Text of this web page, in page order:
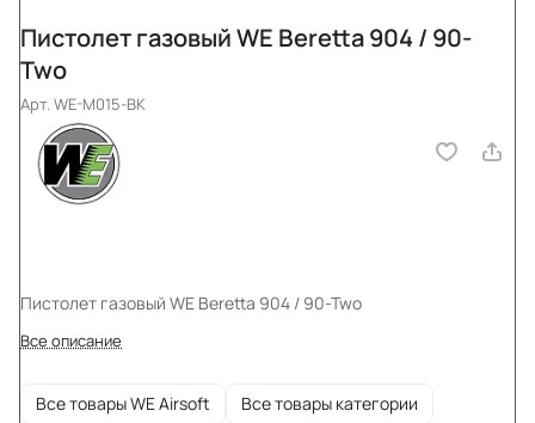
Пистолет газовый WE Beretta 904 / 90-
Two
Арт.WE-M015-BK
Пистолет газовый WE Beretta 904 / 90-Two
Все описание
Все товары WE Airsoft Все товары категории